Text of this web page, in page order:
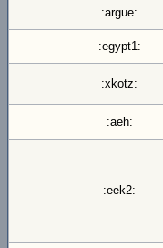
:argue:
:egypt1:
:xkotz:
:aeh:
:eek2: